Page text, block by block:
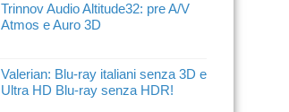
Trinnov Audio Altitude32: pre A/V
Atmos e Auro 3D
Valerian: Blu-ray italiani senza 3D e
Ultra HD Blu-ray senza HDR!